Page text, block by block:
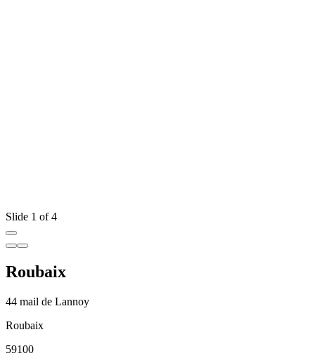
Slide 1 of 4
Roubaix
44 mail de Lannoy
Roubaix
59100